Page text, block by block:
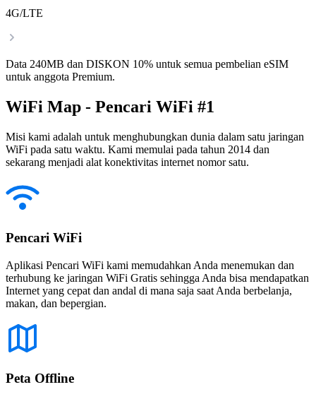
4G/LTE
Data 240MB dan DISKON 10% untuk semua pembelian eSIM
untuk anggota Premium.
WiFi Map - Pencari WiFi #1
Misi kami adalah untuk menghubungkan dunia dalam satu jaringan
WiFi pada satu waktu. Kami memulai pada tahun 2014 dan
sekarang menjadi alat konektivitas internet nomor satu.
Pencari WiFi
Aplikasi Pencari WiFi kami memudahkan Anda menemukan dan
terhubung ke jaringan WiFi Gratis sehingga Anda bisa mendapatkan
Internet yang cepat dan andal di mana saja saat Anda berbelanja,
makan, dan bepergian.
Peta Offline